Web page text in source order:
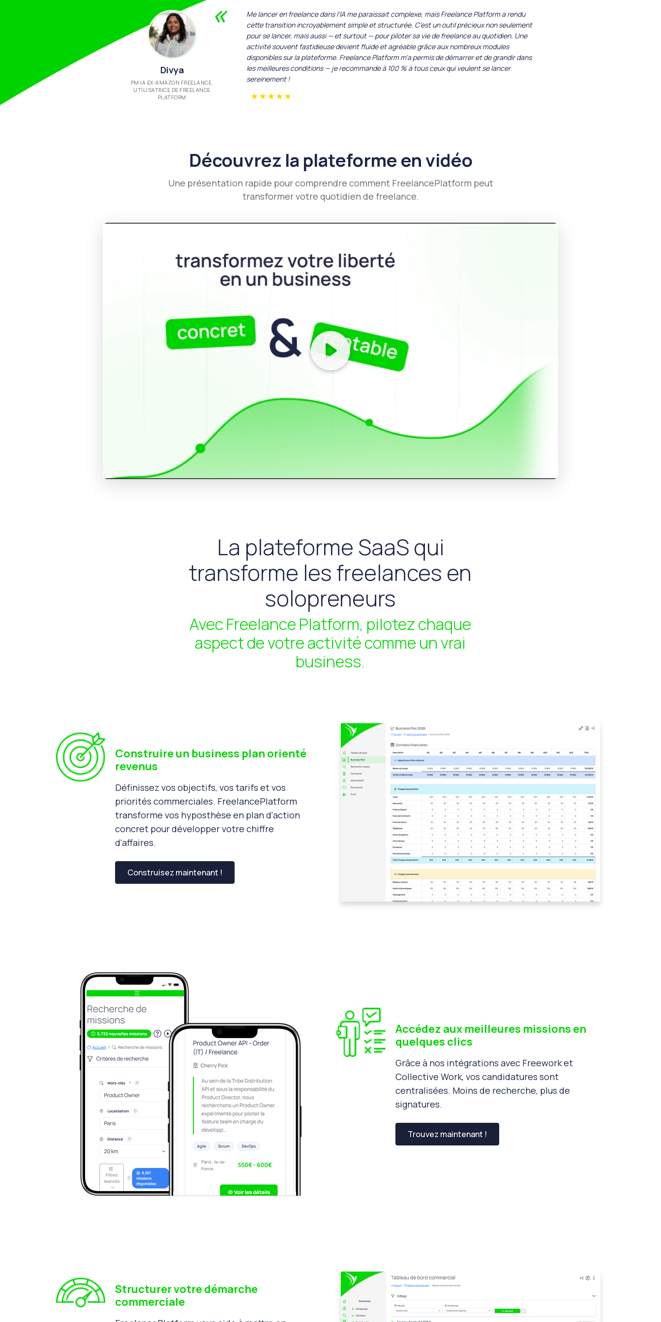
Divya
PM IA EX-AMAZON FREELANCE,
UTILISATRICE DE FREELANCE
PLATFORM
«
Me lancer en freelance dans l’IA me paraissait complexe, mais Freelance Platform a rendu
cette transition incroyablement simple et structurée. C’est un outil précieux non seulement
pour se lancer, mais aussi — et surtout — pour piloter sa vie de freelance au quotidien. Une
activité souvent fastidieuse devient fluide et agréable grâce aux nombreux modules
disponibles sur la plateforme. Freelance Platform m’a permis de démarrer et de grandir dans
les meilleures conditions — je recommande à 100 % à tous ceux qui veulent se lancer
sereinement !
★★★★★
Découvrez la plateforme en vidéo
Une présentation rapide pour comprendre comment FreelancePlatform peut
transformer votre quotidien de freelance.
La plateforme SaaS qui
transforme les freelances en
solopreneurs
Avec Freelance Platform, pilotez chaque
aspect de votre activité comme un vrai
business.
Construire un business plan orienté
revenus
Définissez vos objectifs, vos tarifs et vos
priorités commerciales. FreelancePlatform
transforme vos hyposthèse en plan d'action
concret pour développer votre chiffre
d'affaires.
Construisez maintenant !
Accédez aux meilleures missions en
quelques clics
Grâce à nos intégrations avec Freework et
Collective Work, vos candidatures sont
centralisées. Moins de recherche, plus de
signatures.
Trouvez maintenant !
Structurer votre démarche
commerciale